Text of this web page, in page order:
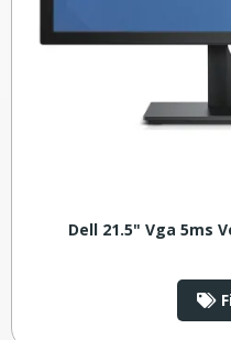
Dell 21.5" Vga 5ms